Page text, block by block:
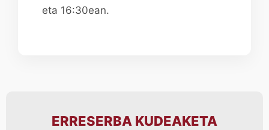
eta 16:30ean.
ERRESERBA KUDEAKETA